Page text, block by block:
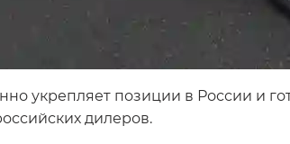
укрепляет позиции в России и
дилеров.